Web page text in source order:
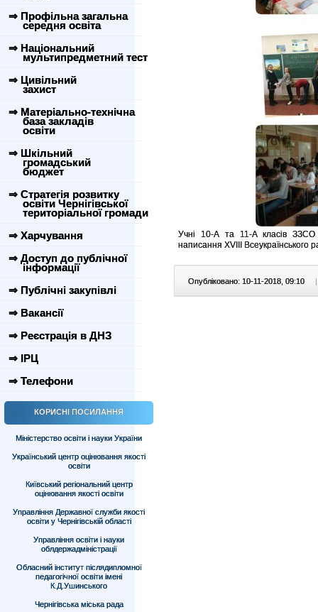
⇒ Профільна загальна
середня освіта
⇒ Національний
мультипредметний тест
⇒ Цивільний
захист
⇒ Матеріально-технічна
база закладів
освіти
⇒ Шкільний
громадський
бюджет
⇒ Стратегія розвитку
освіти Чернігівської
територіальної громади
⇒ Харчування
⇒ Доступ до публічної
інформації
⇒ Публічні закупівлі
⇒ Вакансії
⇒ Реєстрація в ДНЗ
⇒ ІРЦ
⇒ Телефони
КОРИСНІ ПОСИЛАННЯ
Міністерство освіти і науки України
Український центр оцінювання якості
освіти
Київський регіональний центр
оцінювання якості освіти
Управління Державної служби якості
освіти у Чернігівській області
Управління освіти і науки
облдержадміністрації
Обласний інститут післядипломної
педагогічної освіти імені
К.Д.Ушинського
Чернігівська міська рада
Учні 10-А та 11-А класів
написання ХVIII Всеукраїнського
Опубліковано: 10-11-2018, 09:10 |